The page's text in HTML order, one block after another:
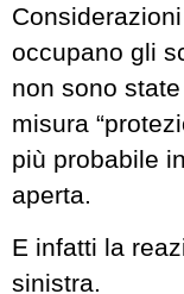
occupano gli
non sono
misura
più probabile
aperta.
E infatti la
sinistra.